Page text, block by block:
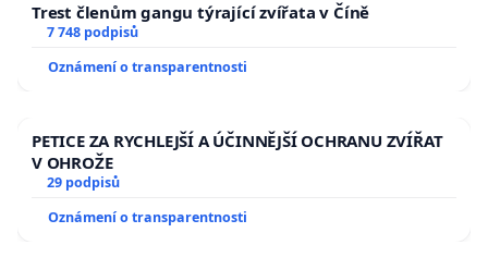
Trest členům gangu týrající zvířata v Číně
7 748 podpisů
Oznámení o transparentnosti
PETICE ZA RYCHLEJŠÍ A ÚČINNĚJŠÍ OCHRANU ZVÍŘAT
V OHROŽE
29 podpisů
Oznámení o transparentnosti